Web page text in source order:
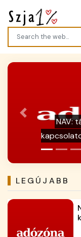
Galéria /
Previous
LEGÚJABB